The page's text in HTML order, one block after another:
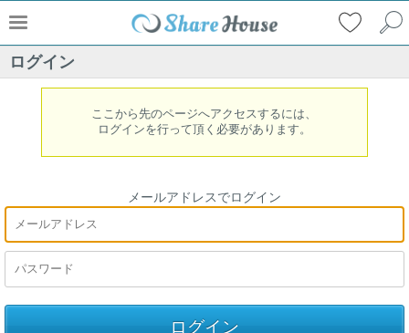
ログイン
ここから先のページへアクセスするには、
ログインを行って頂く必要があります。
メールアドレスでログイン